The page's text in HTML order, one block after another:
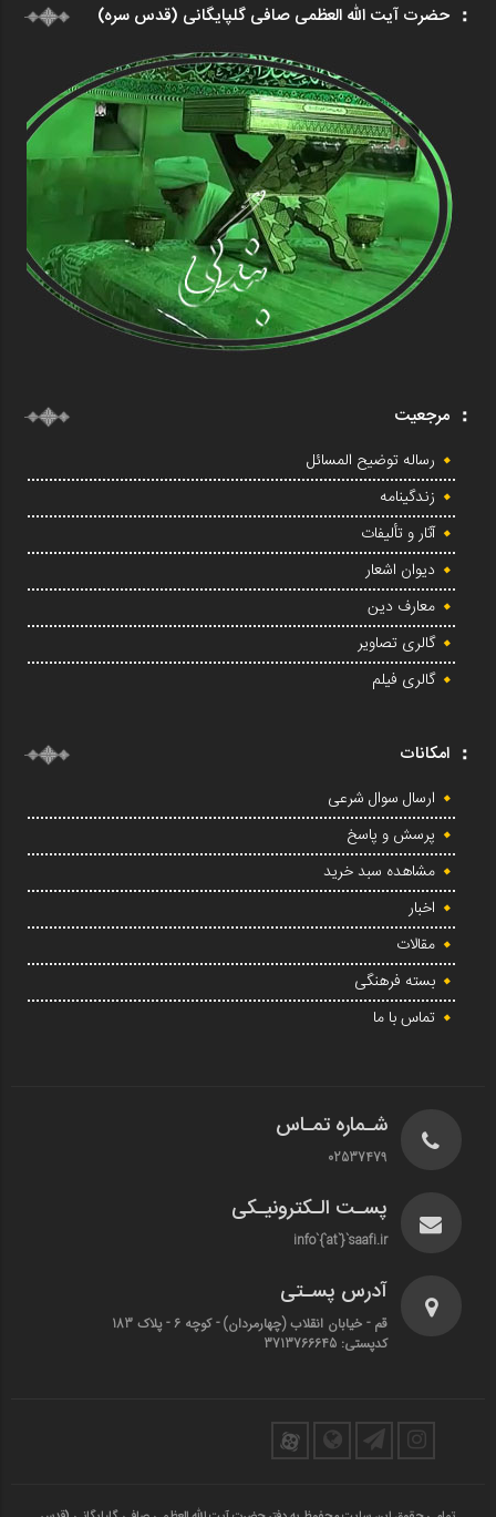
حضرت آیت الله العظمی صافی گلپایگانی (قدس سره)
مرجعیت
رساله توضیح المسائل
زندگینامه
آثار و تألیفات
دیوان اشعار
معارف دین
گالری تصاویر
گالری فیلم
امکانات
ارسال سوال شرعی
پرسش و پاسخ
مشاهده سبد خرید
اخبار
مقالات
بسته فرهنگی
تماس با ما
شـماره تمـاس
02537479
پسـت الـکترونیـکی
info`{`at`}`saafi.ir
آدرس پسـتی
قم - خیابان انقلاب (چهارمردان)‌ - کوچه 6 - پلاک 183
کدپستی: 3713766645